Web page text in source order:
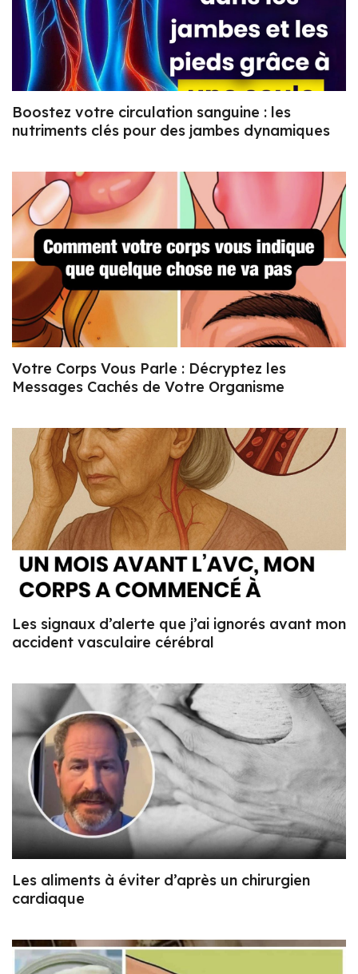
Boostez votre circulation sanguine : les
nutriments clés pour des jambes dynamiques
Votre Corps Vous Parle : Décryptez les
Messages Cachés de Votre Organisme
Les signaux d’alerte que j’ai ignorés avant mon
accident vasculaire cérébral
Les aliments à éviter d’après un chirurgien
cardiaque